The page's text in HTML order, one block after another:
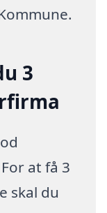
3
at få 3
skal du